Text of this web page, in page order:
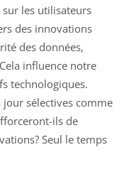
les utilisateurs
des innovations
des données,
influence notre
technologiques.
sélectives comme
ils de
Seul le temps